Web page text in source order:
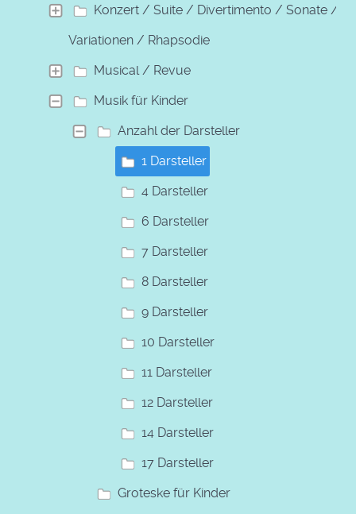
Konzert / Suite / Divertimento / Sonate /
Variationen / Rhapsodie
Musical / Revue
Musik für Kinder
Anzahl der Darsteller
1 Darsteller
4 Darsteller
6 Darsteller
7 Darsteller
8 Darsteller
9 Darsteller
10 Darsteller
11 Darsteller
12 Darsteller
14 Darsteller
17 Darsteller
Groteske für Kinder